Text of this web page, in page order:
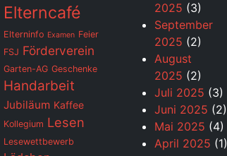
Elterncafé
Elterninfo Examen Feier
FSJ Förderverein
Garten-AG Geschenke
Handarbeit
Jubiläum Kaffee
Kollegium Lesen
Lesewettbewerb
2025 (3)
September
2025 (2)
August
2025 (2)
Juli 2025 (3)
Juni 2025 (2)
Mai 2025 (4)
April 2025 (1)